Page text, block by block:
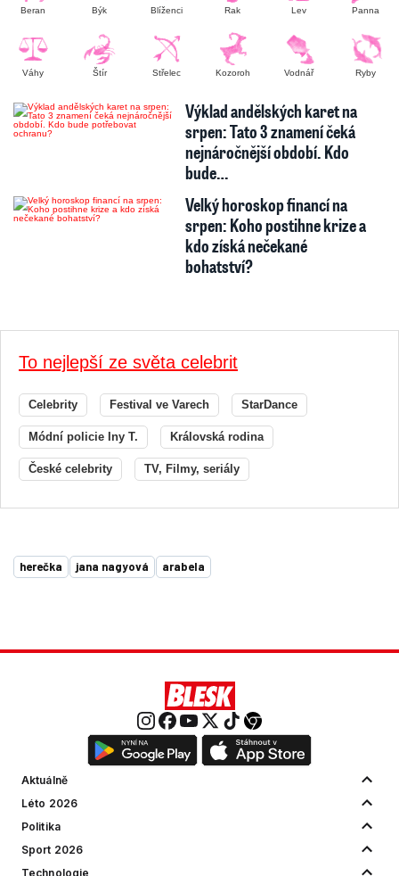
Beran Býk Blíženci Rak Lev Panna
Váhy Štír Střelec Kozoroh Vodnář Ryby
Výklad andělských karet na
srpen: Tato 3 znamení čeká
nejnáročnější období. Kdo
bude…
Velký horoskop financí na
srpen: Koho postihne krize a
kdo získá nečekané
bohatství?
To nejlepší ze světa celebrit
Celebrity Festival ve Varech StarDance
Módní policie Iny T. Královská rodina
České celebrity TV, Filmy, seriály
herečka jana nagyová arabela
Aktuálně
Léto 2026
Politika
Sport 2026
Technologie